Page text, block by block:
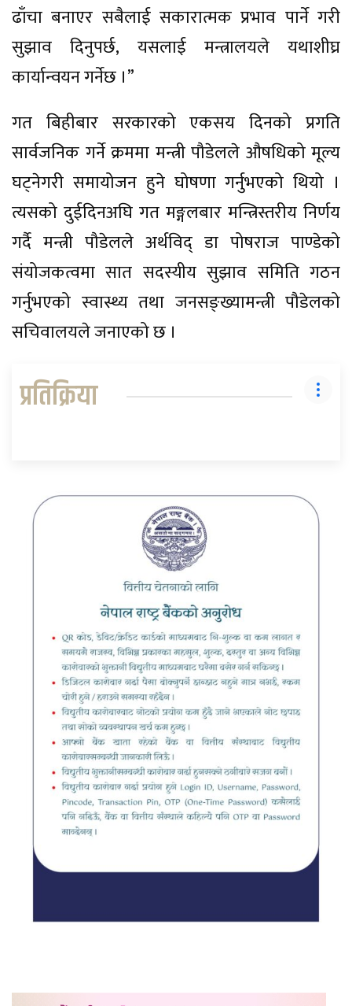
ढाँचा बनाएर सबैलाई सकारात्मक प्रभाव पार्ने गरी
सुझाव दिनुपर्छ, यसलाई मन्त्रालयले यथाशीघ्र
कार्यान्वयन गर्नेछ ।”
गत बिहीबार सरकारको एकसय दिनको प्रगति
सार्वजनिक गर्ने क्रममा मन्त्री पौडेलले औषधिको मूल्य
घट्नेगरी समायोजन हुने घोषणा गर्नुभएको थियो ।
त्यसको दुईदिनअघि गत मङ्गलबार मन्त्रिस्तरीय निर्णय
गर्दै मन्त्री पौडेलले अर्थविद् डा पोषराज पाण्डेको
संयोजकत्वमा सात सदस्यीय सुझाव समिति गठन
गर्नुभएको स्वास्थ्य तथा जनसङ्ख्यामन्त्री पौडेलको
सचिवालयले जनाएको छ ।
प्रतिक्रिया